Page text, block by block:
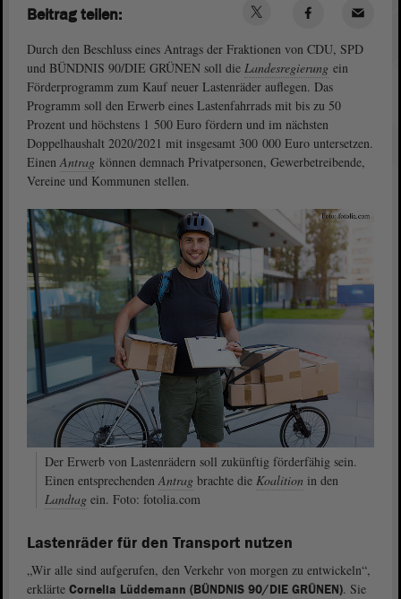
Durch den Beschluss eines Antrags der Fraktionen von CDU, SPD
und BÜNDNIS 90/DIE GRÜNEN soll die Landesregierung ein
Förderprogramm zum Kauf neuer Lastenräder auflegen. Das
Programm soll den Erwerb eines Lastenfahrrads mit bis zu 50
Prozent und höchstens 1 500 Euro fördern und im nächsten
Doppelhaushalt 2020/2021 mit insgesamt 300 000 Euro untersetzen.
EinenAntrag können demnach Privatpersonen, Gewerbetreibende,
Vereine und Kommunen stellen.
Der Erwerb von Lastenrädern soll zukünftig förderfähig sein.
Einen entsprechendenAntrag brachte die Koalition in den
Landtag ein. Foto: fotolia.com
Lastenräder für den Transport nutzen
„Wir alle sind aufgerufen, den Verkehr von morgen zu entwickeln“,
erklärte Cornelia Lüddemann (BÜNDNIS 90/DIE GRÜNEN). Sie
Beitrag teilen: